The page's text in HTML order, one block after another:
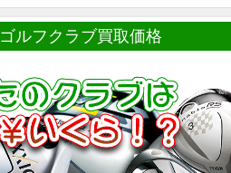
ゴルフクラブ買取価格